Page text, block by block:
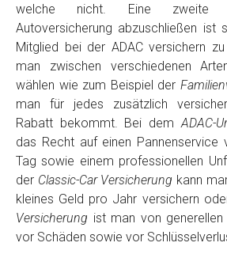
welche nicht. Eine zweite
Autoversicherung abzuschließen ist
Mitglied bei der ADAC versichern
man zwischen verschiedenen
wählen wie zum Beispiel der
man für jedes zusätzlich
Rabatt bekommt. Bei demADAC-
das Recht auf einen Pannenservice
Tag sowie einem professionellen
der Classic-Car Versicherung kann
kleines Geld pro Jahr versichern
Versicherung ist man von generellen
vor Schäden sowie vor